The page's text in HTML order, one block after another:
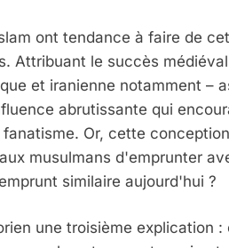
ont tendance à faire de
Attribuant le succès
et iranienne notamment –
abrutissante qui
Or, cette
musulmans d'emprunter
similaire aujourd'hui ?
une troisième explication